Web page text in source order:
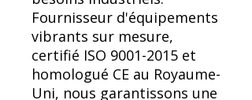
Fournisseur d'équipements
vibrants sur mesure,
certifié ISO 9001-2015 et
homologué CE au Royaume-
Uni, nous garantissons une